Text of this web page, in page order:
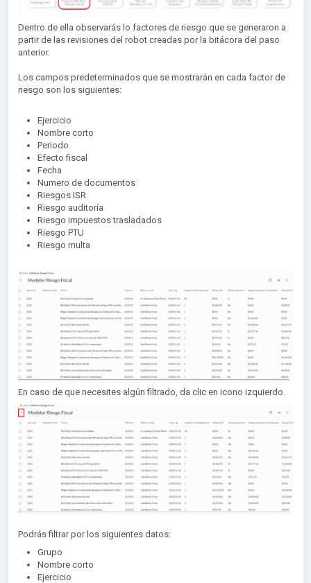
Dentro de ella observarás lo factores de riesgo que se generaron a
partir de las revisiones del robot creadas por la bitácora del paso
anterior.
Los campos predeterminados que se mostrarán en cada factor de
riesgo son los siguientes:
Ejercicio
Nombre corto
Periodo
Efecto fiscal
Fecha
Numero de documentos
Riesgos ISR
Riesgo auditoría
Riesgo impuestos trasladados
Riesgo PTU
Riesgo multa
En caso de que necesites algún filtrado, da clic en icono izquierdo.
Podrás filtrar por los siguientes datos:
Grupo
Nombre corto
Ejercicio